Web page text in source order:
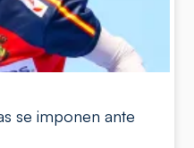
se imponen ante